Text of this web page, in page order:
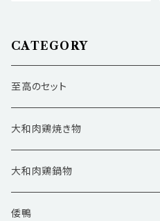
CATEGORY
至高のセット
大和肉鶏焼き物
バーベキュー
ギフト
大和肉鶏鍋物
倭鴨